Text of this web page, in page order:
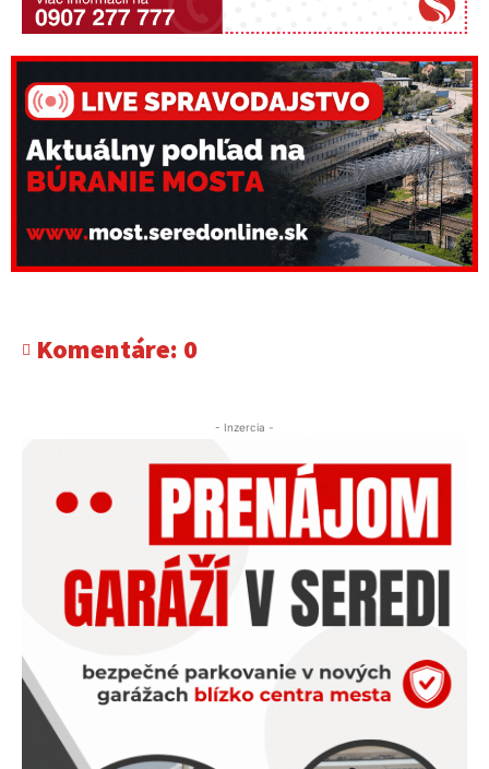
Komentáre: 0
- Inzercia -